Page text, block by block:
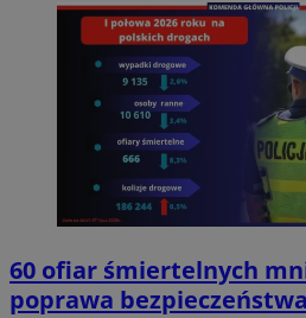
60 ofiar śmiertelnych
poprawa